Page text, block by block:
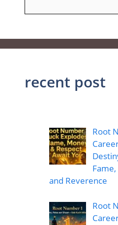
recent post
Root
and Reverence
Root